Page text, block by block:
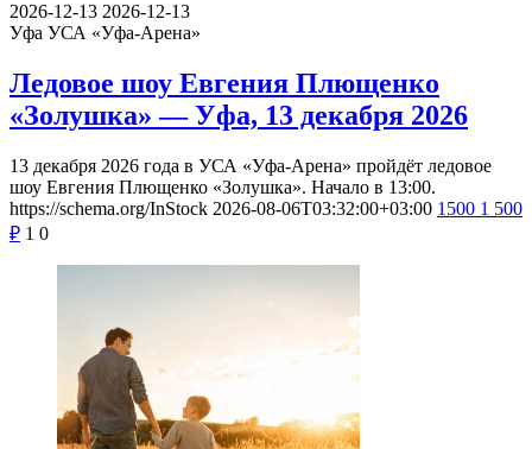
2026-12-13 2026-12-13
Уфа УСА «Уфа-Арена»
Ледовое шоу Евгения Плющенко
«Золушка» — Уфа, 13 декабря 2026
13 декабря 2026 года в УСА «Уфа-Арена» пройдёт ледовое
шоу Евгения Плющенко «Золушка». Начало в 13:00.
https://schema.org/InStock 2026-08-06T03:32:00+03:00 1500 1 500
₽ 1 0